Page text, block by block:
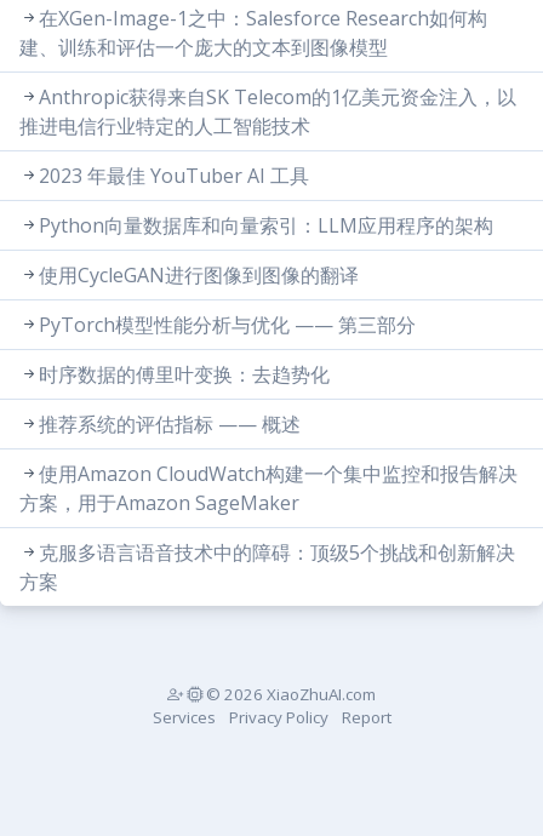
在XGen-Image-1之中：Salesforce Research如何构
建、训练和评估一个庞大的文本到图像模型
Anthropic获得来自SK Telecom的1亿美元资金注入，以
推进电信行业特定的人工智能技术
2023 年最佳 YouTuber AI 工具
Python向量数据库和向量索引：LLM应用程序的架构
使用CycleGAN进行图像到图像的翻译
PyTorch模型性能分析与优化 —— 第三部分
时序数据的傅里叶变换：去趋势化
推荐系统的评估指标 —— 概述
使用Amazon CloudWatch构建一个集中监控和报告解决
方案，用于Amazon SageMaker
克服多语言语音技术中的障碍：顶级5个挑战和创新解决
方案
© 2026 XiaoZhuAI.com
Services
Privacy Policy Report